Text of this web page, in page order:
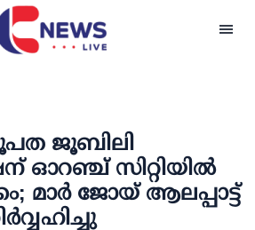
ജൂബിലി
സിറ്റിയിൽ
മാർ ജോയ് ആലപ്പാട്ട്